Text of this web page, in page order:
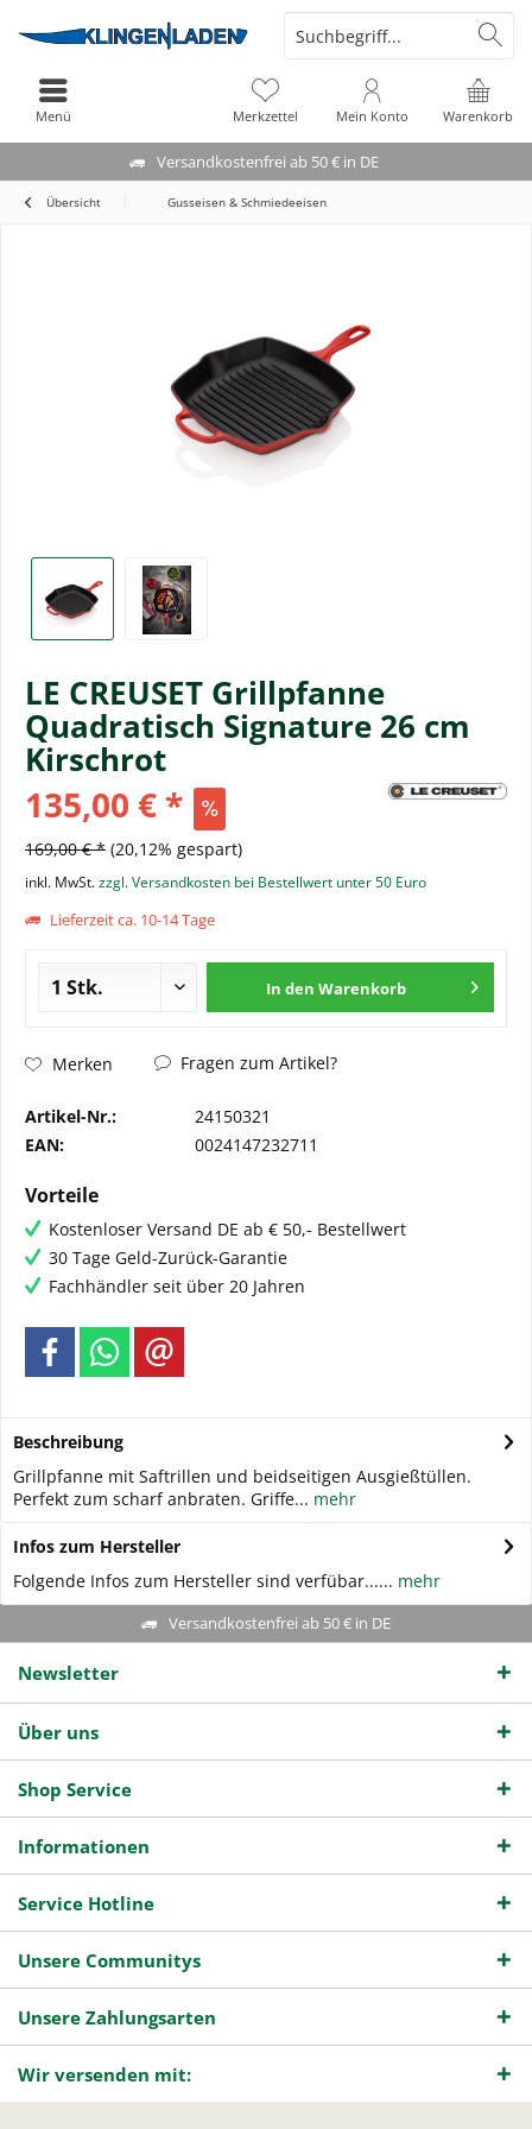
Versandkostenfrei ab 50 € in DE
Warenkorb
Merkzettel Mein Konto
Menü
Übersicht Gusseisen & Schmiedeeisen
LE CREUSET Grillpfanne
Quadratisch Signature 26 cm
Kirschrot
135,00 € *
169,00 € * (20,12% gespart)
inkl. MwSt.zzgl. Versandkosten bei Bestellwert unter 50 Euro
Lieferzeit ca. 10-14 Tage
In den Warenkorb
Merken Fragen zum Artikel?
Artikel-Nr.:
24150321
EAN:
0024147232711
Vorteile
Kostenloser Versand DE ab € 50,- Bestellwert
30 Tage Geld-Zurück-Garantie
Fachhändler seit über 20 Jahren
Beschreibung
Grillpfanne mit Saftrillen und beidseitigen Ausgießtüllen.
Perfekt zum scharf anbraten. Griffe... mehr
Infos zum Hersteller
Folgende Infos zum Hersteller sind verfübar...... mehr
Versandkostenfrei ab 50 € in DE
Newsletter
Über uns
Shop Service
Informationen
Service Hotline
Unsere Communitys
Unsere Zahlungsarten
Wir versenden mit: